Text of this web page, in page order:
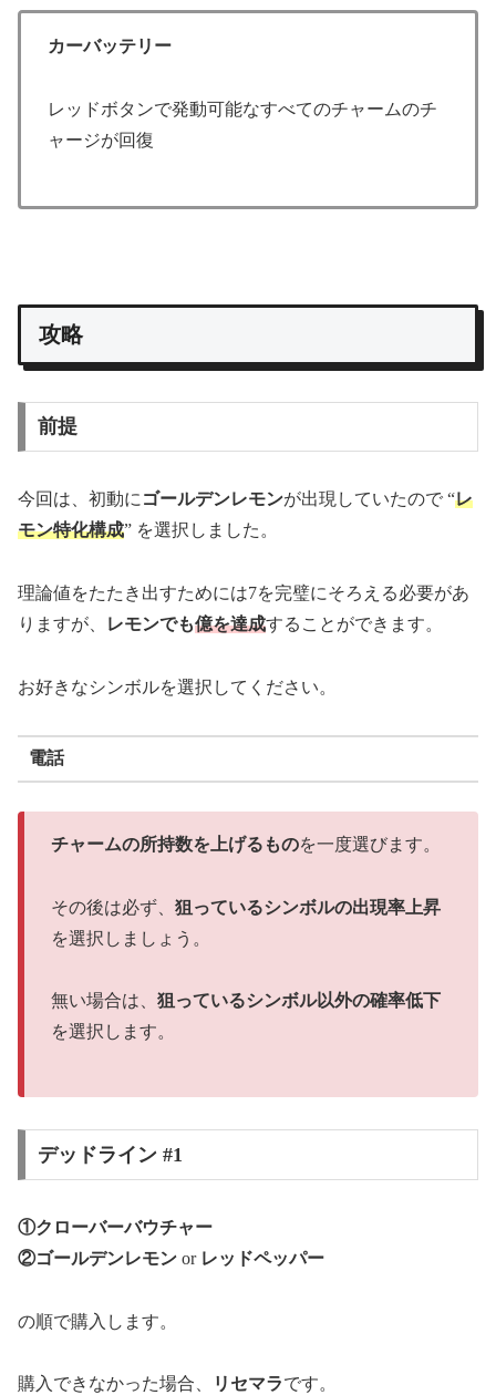
カーバッテリー
レッドボタンで発動可能なすべてのチャームのチ
ャージが回復
攻略
前提
今回は、初動にゴールデンレモンが出現していたので “レ
モン特化構成” を選択しました。
理論値をたたき出すためには7を完璧にそろえる必要があ
りますが、
レモンでも億を達成することができます。
お好きなシンボルを選択してください。
電話
チャームの所持数を上げるものを一度選びます。
その後は必ず、 狙っているシンボルの出現率上昇
を選択しましょう。
無い場合は、 狙っているシンボル以外の確率低下
を選択します。
デッドライン #1
①クローバーバウチャー
②ゴールデンレモン or レッドペッパー
の順で購入します。
購入できなかった場合、 リセマラです。